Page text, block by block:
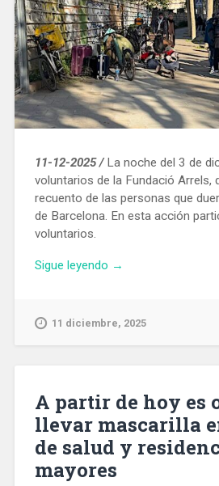
11-12-2025 /La noche del 3 de
voluntarios de la Fundació Arrels,
recuento de las personas que
de Barcelona. En esta acción
voluntarios.
Sigue leyendo «En
en
personas,
un
43%
más
que
→
11 diciembre, 2025
A partir de hoy es
llevar mascarilla
de salud y
mayores